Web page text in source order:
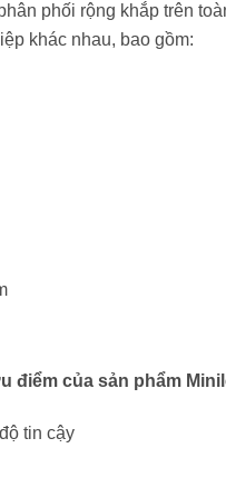
phối rộng khắp trên
khác nhau, bao gồm:
điểm của sản phẩm
tin cậy